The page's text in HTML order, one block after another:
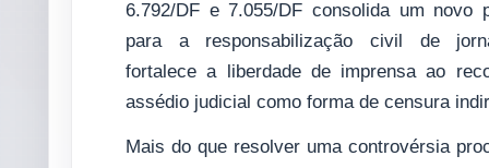
6.792/DF e 7.055/DF consolida um novo
para a responsabilização civil de
fortalece a liberdade de imprensa ao
assédio judicial como forma de censura
Mais do que resolver uma controvérsia